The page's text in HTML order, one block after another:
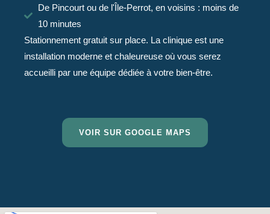
De Pincourt ou de l'Île-Perrot, en voisins : moins de
10 minutes
Stationnement gratuit sur place. La clinique est une
installation moderne et chaleureuse où vous serez
accueilli par une équipe dédiée à votre bien-être.
VOIR SUR GOOGLE MAPS